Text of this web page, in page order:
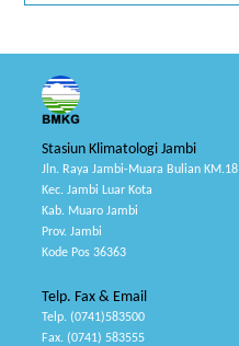
Stasiun Klimatologi Jambi
Jln. Raya Jambi-Muara Bulian KM.18
Kec. Jambi Luar Kota
Kab. Muaro Jambi
Prov. Jambi
Kode Pos 36363
Telp. Fax & Email
Telp. (0741)583500
Fax. (0741) 583555